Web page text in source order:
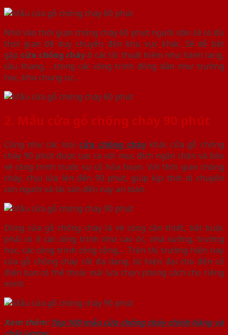
Nhờ vào thời gian chống cháy 60 phút người dân sẽ có đủ
thời gian để duy chuyển đến khu vực khác. Sẽ dễ bắt
gặp cửa chống cháyở các lối thoát hiểm như hành lang,
cầu thang, …trong các công trình đông dân như trường
học, khu chung cư,…
2. Mẫu cửa gỗ chống cháy 90 phút
Cũng như các loại cửa chống cháykhác cửa gỗ chống
cháy 90 phút được tạo ra với mục đích ngăn chặn và bảo
vệ công trình trước sự cố hỏa hoạn. Với thời gian chống
cháy, chịu lửa lên đến 90 phút, giúp kịp thời di chuyển
con người và tài sản đến nay an toàn.
Dòng cửa gỗ chống cháy là vô cùng cần thiết, bắt buộc
phải có ở các công trình như cao ốc, nhà xưởng, trường
học, các công trình công cộng,… Trên thị trường hiện nay
cửa gỗ chống cháy rất đa dạng, từ hiện đại cho đến cổ
điển bạn có thể thoải mái lựa chọn phong cách cho riêng
mình.
Xem thêm: Top 100 mẫu cửa chống cháy chính hãng và